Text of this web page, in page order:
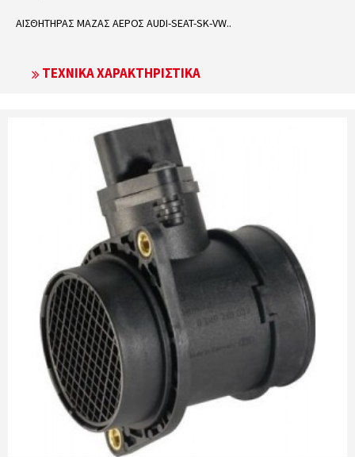
ΑΙΣΘΗΤΗΡΑΣ ΜΑΖΑΣ ΑΕΡΟΣ AUDI-SEAT-SK-VW..
ΤΕΧΝΙΚΆ ΧΑΡΑΚΤΗΡΙΣΤΙΚΆ